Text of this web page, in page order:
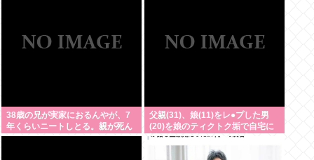
38歳の兄が実家におるんやが、7
年くらいニートしとる。親が死ん
だ後の処理どうしよう
父親(31)、娘(11)をレ●プした男
(20)を娘のティクトク垢で自宅に
誘い出し自助 2人とも逮捕